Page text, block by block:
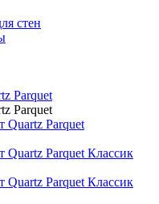
стен
Parquet
Parquet
Quartz Parquet
Quartz Parquet Классик
Quartz Parquet Классик